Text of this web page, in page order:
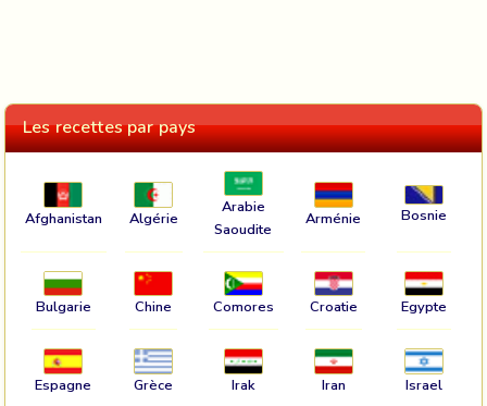
Les recettes par pays
Afghanistan Algérie
Arabie
Saoudite
Arménie Bosnie
Bulgarie Chine Comores Croatie Egypte
Espagne Grèce Irak Iran Israel